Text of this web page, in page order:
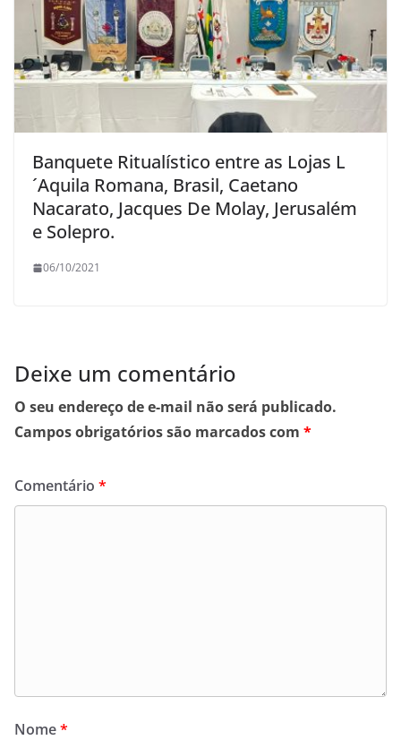
Banquete Ritualístico entre as Lojas L
´Aquila Romana, Brasil, Caetano
Nacarato, Jacques De Molay, Jerusalém
e Solepro.
06/10/2021
Deixe um comentário
O seu endereço de e-mail não será publicado.
Campos obrigatórios são marcados com *
Comentário *
Nome*